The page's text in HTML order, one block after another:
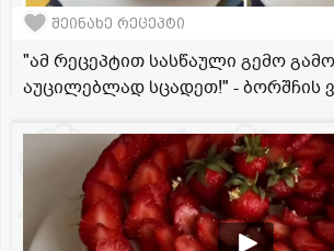
შეინახე რეცეპტი
"ამ რეცეპტით სასწაული გემო
აუცილებლად სცადეთ!" - ბორშჩის